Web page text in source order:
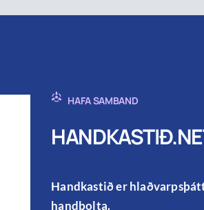
HAFA SAMBAND
Handkastið er
handbolta.